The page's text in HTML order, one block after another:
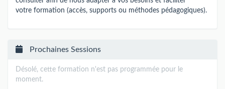
votre formation (accès, supports ou méthodes pédagogiques).
Prochaines Sessions
Désolé, cette formation n'est pas programmée pour le
moment.